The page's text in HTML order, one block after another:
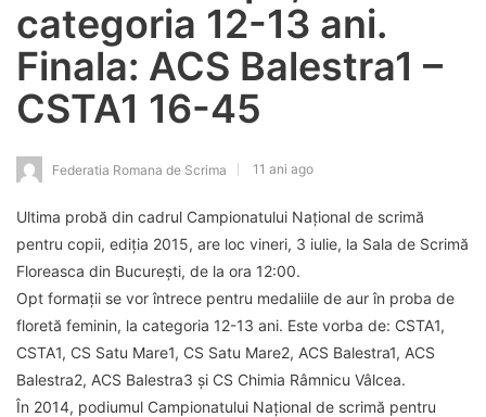
categoria 12-13 ani.
Finala: ACS Balestra1 –
CSTA1 16-45
Federatia Romana de Scrima 11 ani ago
Ultima probă din cadrul Campionatului Național de scrimă
pentru copii, ediția 2015, are loc vineri, 3 iulie, la Sala de Scrimă
Floreasca din București, de la ora 12:00.
Opt formații se vor întrece pentru medaliile de aur în proba de
floretă feminin, la categoria 12-13 ani. Este vorba de: CSTA1,
CSTA1, CS Satu Mare1, CS Satu Mare2, ACS Balestra1, ACS
Balestra2, ACS Balestra3 și CS Chimia Râmnicu Vâlcea.
În 2014, podiumul Campionatului Național de scrimă pentru